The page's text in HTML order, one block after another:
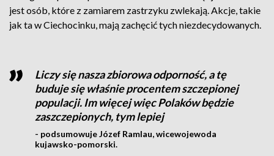
jest osób, które z zamiarem zastrzyku zwlekają. Akcje, takie
jak ta w Ciechocinku, mają zachęcić tych niezdecydowanych.
Liczy się nasza zbiorowa odporność, a tę
buduje się właśnie procentem szczepionej
populacji. Im więcej więc Polaków będzie
zaszczepionych, tym lepiej
- podsumowuje Józef Ramlau, wicewojewoda
kujawsko-pomorski.